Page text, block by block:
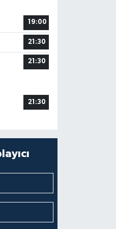
19:00
21:30
21:30
21:30